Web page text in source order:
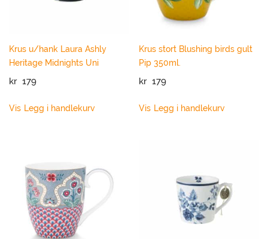
Krus u/hank Laura Ashly
Heritage Midnights Uni
kr 179
Vis Legg i handlekurv
Krus stort Blushing birds gult
Pip 350ml.
kr 179
Vis Legg i handlekurv